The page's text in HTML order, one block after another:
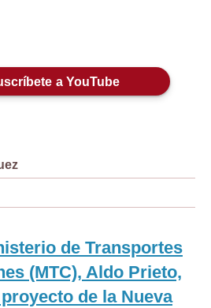
a YouTube
de Transportes
(MTC), Aldo Prieto,
de la Nueva